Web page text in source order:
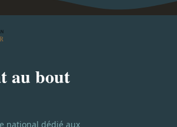
au bout
national dédié aux